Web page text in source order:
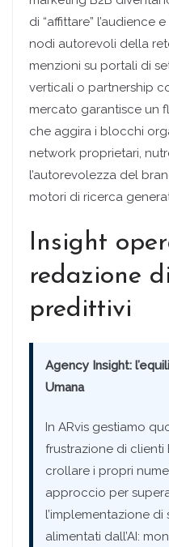
di “affittare” l’audience
nodi autorevoli della
menzioni su portali di
verticali o partnership
mercato garantisce un
che aggira i blocchi
network proprietari,
l’autorevolezza del
motori di ricerca
Insight
redazione
predittivi
Agency Insight:
Umana
In ARvis gestiamo
frustrazione di clienti
crollare i propri
approccio per
l’implementazione di
alimentati dall’AI: